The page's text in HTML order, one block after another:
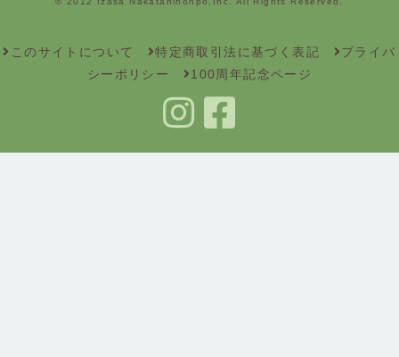
このサイトについて 特定商取引法に基づく表記
プライバ
シーポリシー
100周年記念ページ